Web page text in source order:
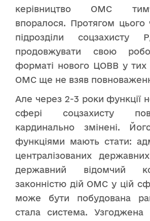
керівництво ОМС
впоралося. Протягом цього
підрозділи соцзахисту
продовжувати свою
форматі нового ЦОВВ у тих
ОМС ще не взяв
Але через 2-3 роки функції
сфері соцзахисту
кардинально змінені.
функціями мають стати:
централізованих
державний відомчий
законністю дій ОМС у цій
може бути побудована
стала система. Узгоджена